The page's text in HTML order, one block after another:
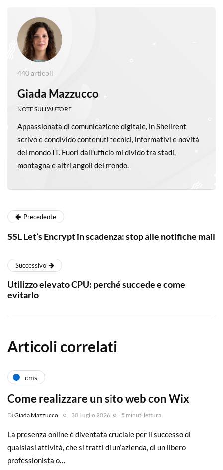
440 articoli
Giada Mazzucco
NOTE SULL'AUTORE
Appassionata di comunicazione digitale, in Shellrent
scrivo e condivido contenuti tecnici, informativi e novità
del mondo IT. Fuori dall'ufficio mi divido tra stadi,
montagna e altri angoli del mondo.
Precedente
SSL Let’s Encrypt in scadenza: stop alle notifiche mail
Successivo
Utilizzo elevato CPU: perché succede e come
evitarlo
Articoli correlati
cms
Come realizzare un sito web con Wix
Di Giada Mazzucco 30 Luglio 2026 5 minuti lettura
La presenza online è diventata cruciale per il successo di
qualsiasi attività, che si tratti di un’azienda, di un libero
professionista o…